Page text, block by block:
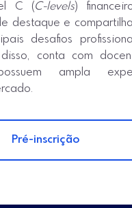
C (C-levels)
destaque e
desafios
disso, conta com
ampla
Pré-inscrição